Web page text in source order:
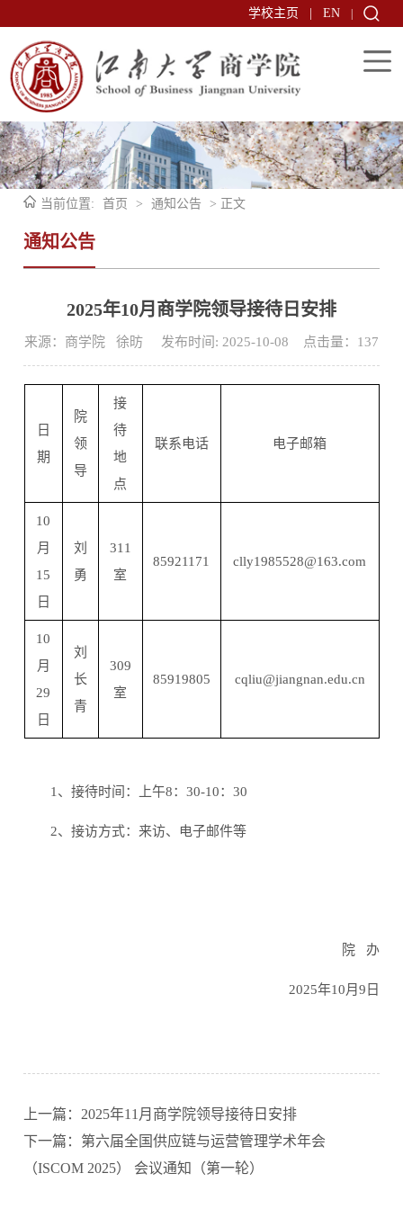
学校主页 EN
当前位置: 首页 > 通知公告 > 正文
通知公告
2025年10月商学院领导接待日安排
来源：商学院 徐昉 发布时间: 2025-10-08 点击量： 137
日
期
院
领
导
接
待
地
点
联系电话 电子邮箱
10
月
15
日
刘
勇
311
室
85921171 clly1985528@163.com
10
月
29
日
刘
长
青
309
室
85919805 cqliu@jiangnan.edu.cn
1、接待时间：上午8：30-10：30
2、接访方式：来访、电子邮件等
院 办
2025年10月9日
上一篇：2025年11月商学院领导接待日安排
下一篇：第六届全国供应链与运营管理学术年会
（ISCOM 2025） 会议通知（第一轮）